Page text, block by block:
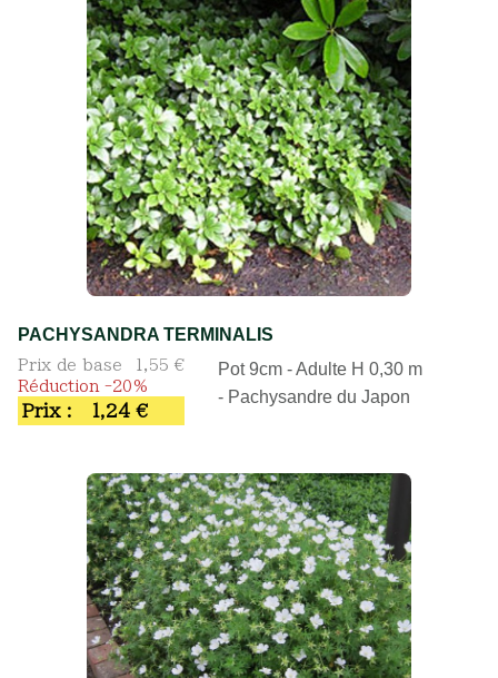
PACHYSANDRA TERMINALIS
Prix de base
1,55 €
Réduction -20%
Prix : 1,24 €
Pot 9cm - Adulte H 0,30 m
- Pachysandre du Japon